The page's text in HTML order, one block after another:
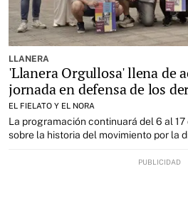
LLANERA
'Llanera Orgullosa' llena de
jornada en defensa de los
EL FIELATO Y EL NORA
La programación continuará del 6 al
sobre la historia del movimiento por la